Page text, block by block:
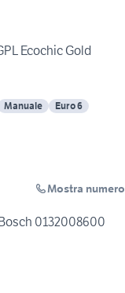
Ecochic Gold
Manuale Euro 6
Mostra numero
Regolazione del minimo Bosch 0132008600